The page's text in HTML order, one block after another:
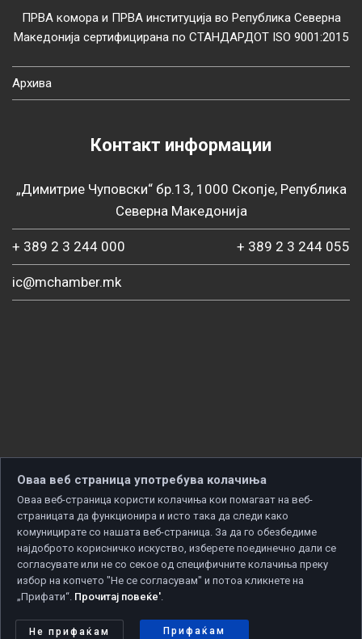
ПРВА комора и ПРВА институција во Република Северна
Македонија сертифицирана по СТАНДАРДОТ ISO 9001:2015
Архива
Контакт информации
„Димитрие Чуповски“ бр.13, 1000 Скопје, Република
Северна Македонија
+ 389 2 3 244 000 + 389 2 3 244 055
ic@mchamber.mk
Copyright © 2026 Developed by
Политика за приватност | Политика за колачиња
Оваа веб страница употребува колачиња
Оваа веб-страница користи колачиња кои помагаат на веб-
страницата да функционира и исто така да следи како
комуницирате со нашата веб-страница. За да го обезбедиме
најдоброто корисничко искуство, изберете поединечно дали се
согласувате или не со секое од специфичните колачиња преку
избор на копчето "Не се согласувам" и потоа кликнете на
„Прифати“. Прочитај повеќе'.
Не прифаќам Прифаќам